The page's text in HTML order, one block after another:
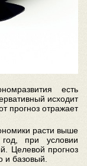
есть
исходит
прогноз отражает
расти выше
при условии
Целевой прогноз
и базовый.